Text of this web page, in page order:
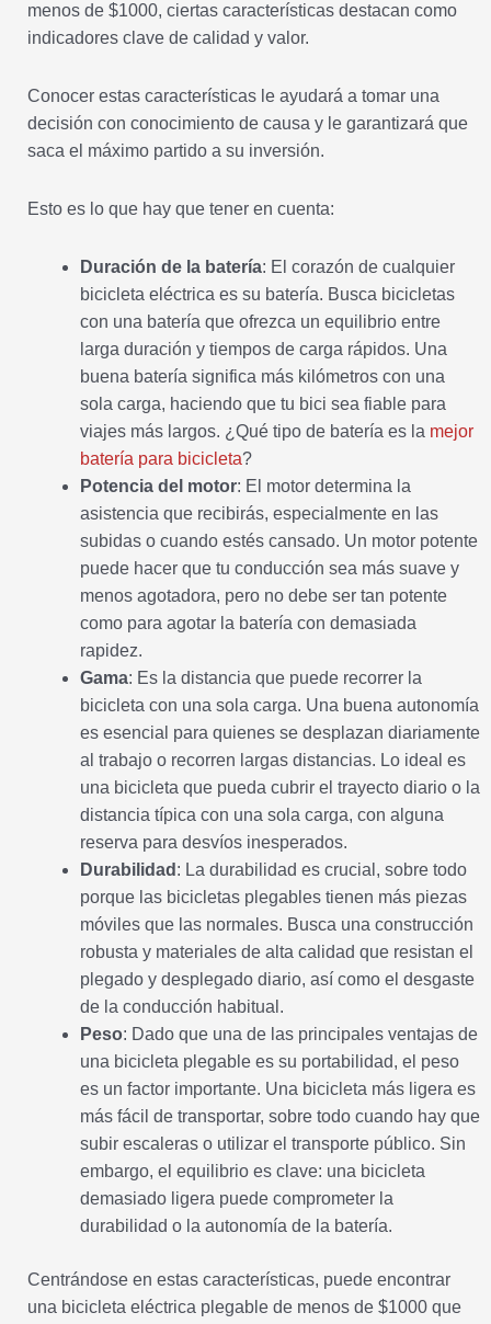
menos de $1000, ciertas características destacan como
indicadores clave de calidad y valor.
Conocer estas características le ayudará a tomar una
decisión con conocimiento de causa y le garantizará que
saca el máximo partido a su inversión.
Esto es lo que hay que tener en cuenta:
Duración de la batería: El corazón de cualquier
bicicleta eléctrica es su batería. Busca bicicletas
con una batería que ofrezca un equilibrio entre
larga duración y tiempos de carga rápidos. Una
buena batería significa más kilómetros con una
sola carga, haciendo que tu bici sea fiable para
viajes más largos. ¿Qué tipo de batería es la mejor
batería para bicicleta?
Potencia del motor: El motor determina la
asistencia que recibirás, especialmente en las
subidas o cuando estés cansado. Un motor potente
puede hacer que tu conducción sea más suave y
menos agotadora, pero no debe ser tan potente
como para agotar la batería con demasiada
rapidez.
Gama: Es la distancia que puede recorrer la
bicicleta con una sola carga. Una buena autonomía
es esencial para quienes se desplazan diariamente
al trabajo o recorren largas distancias. Lo ideal es
una bicicleta que pueda cubrir el trayecto diario o la
distancia típica con una sola carga, con alguna
reserva para desvíos inesperados.
Durabilidad : La durabilidad es crucial, sobre todo
porque las bicicletas plegables tienen más piezas
móviles que las normales. Busca una construcción
robusta y materiales de alta calidad que resistan el
plegado y desplegado diario, así como el desgaste
de la conducción habitual.
Peso: Dado que una de las principales ventajas de
una bicicleta plegable es su portabilidad, el peso
es un factor importante. Una bicicleta más ligera es
más fácil de transportar, sobre todo cuando hay que
subir escaleras o utilizar el transporte público. Sin
embargo, el equilibrio es clave: una bicicleta
demasiado ligera puede comprometer la
durabilidad o la autonomía de la batería.
Centrándose en estas características, puede encontrar
una bicicleta eléctrica plegable de menos de $1000 que